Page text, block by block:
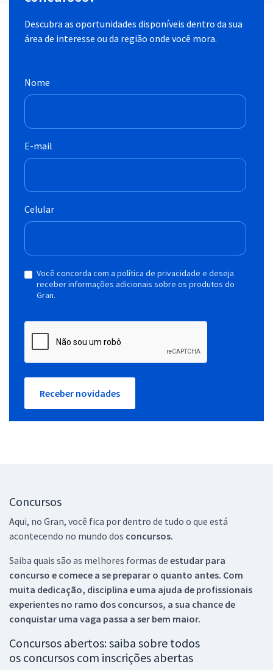
Descubra as oportunidades disponíveis dentro da sua
área de interesse ou da região onde você mora.
Nome
E-mail
Celular
Você concorda com a política de privacidade e deseja
receber informações adicionais sobre os produtos do
Gran.
Receber novidades
Concursos
Aqui, no Gran, você fica por dentro de tudo o que está
acontecendo no mundo dos concursos.
Saiba quais são as melhores formas de estudar para
concurso e comece a se preparar o quanto antes. Com
muita dedicação, disciplina e uma ajuda de profissionais
experientes no ramo dos concursos, a sua chance de
conquistar uma vaga passa a ser bem maior.
Concursos abertos: saiba sobre todos
os concursos com inscrições abertas